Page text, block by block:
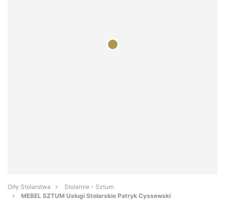
Orły Stolarstwa
Stolarnie - Sztum
MEBEL SZTUM Usługi Stolarskie Patryk Cyssewski